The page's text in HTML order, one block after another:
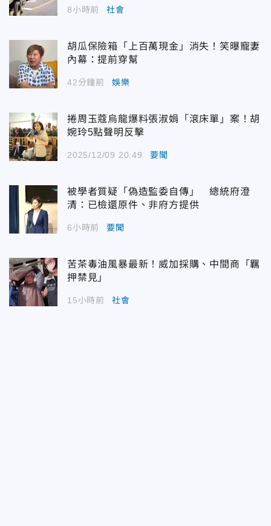
8小時前 社會
胡瓜保險箱「上百萬現金」消失！笑曝寵妻
內幕：提前穿幫
42分鐘前 娛樂
捲周玉蔻烏龍爆料張淑娟「滾床單」案！胡
婉玲5點聲明反擊
2025/12/09 20:49 要聞
被學者質疑「偽造監委自傳」 總統府澄
清：已檢還原件、非府方提供
6小時前 要聞
苦茶毒油風暴最新！威加採購、中間商「羈
押禁見」
15小時前 社會